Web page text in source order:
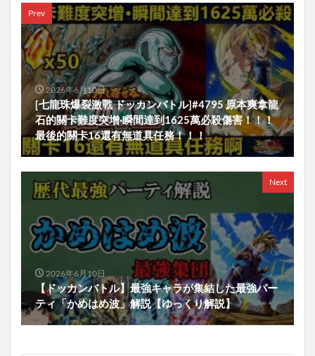
Prev
2026年6月10日
[七龍珠爆裂激戰 ドッカンバトル]#4795 原本爽拿龍
石的關卡難度突增·瞬間達到1625萬必殺傷害！！！
最後的關卡16還有無道具任務！！！
Next
2026年6月10日
【ドッカンバトル】最強キャラが集結した最強パー
ティ「かめはめ波」解説【ゆっくり解説】